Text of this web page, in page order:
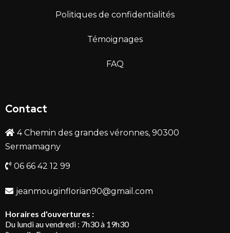
Politiques de confidentialités
Témoignages
FAQ
Contact
4 Chemin des grandes véronnes, 90300
Sermamagny
06 66 42 12 99
jeanmouginflorian90@gmail.com
Horaires d'ouvertures :
Du lundi au vendredi : 7h30 à 19h30